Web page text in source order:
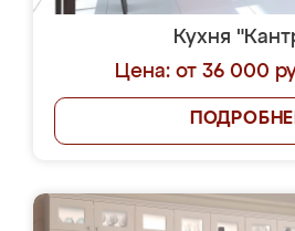
Кухня
Цена: от 36 000